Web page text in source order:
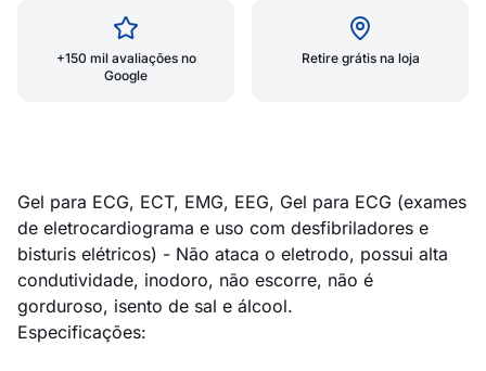
+150 mil avaliações no
Google
Retire grátis na loja
Gel para ECG, ECT, EMG, EEG, Gel para ECG (exames
de eletrocardiograma e uso com desfibriladores e
bisturis elétricos) - Não ataca o eletrodo, possui alta
condutividade, inodoro, não escorre, não é
gorduroso, isento de sal e álcool.
Especificações: